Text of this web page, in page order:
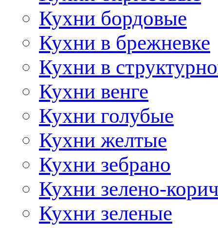
Кухни бордовые
Кухни в брежневке
Кухни в
Кухни венге
Кухни голубые
Кухни желтые
Кухни зебрано
Кухни зелено-
Кухни зеленые